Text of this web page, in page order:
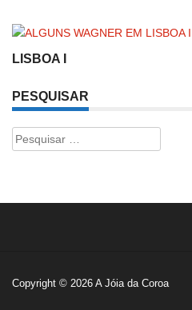
LISBOA I
PESQUISAR
Pesquisar
por:
Copyright © 2026 A Jóia da Coroa